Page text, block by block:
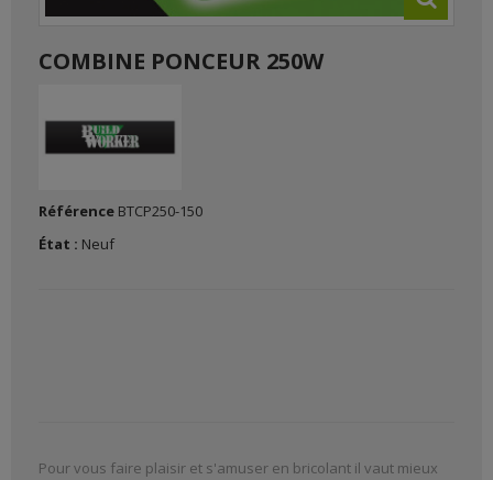
COMBINE PONCEUR 250W
Référence BTCP250-150
État : Neuf
Pour vous faire plaisir et s'amuser en bricolant il vaut mieux